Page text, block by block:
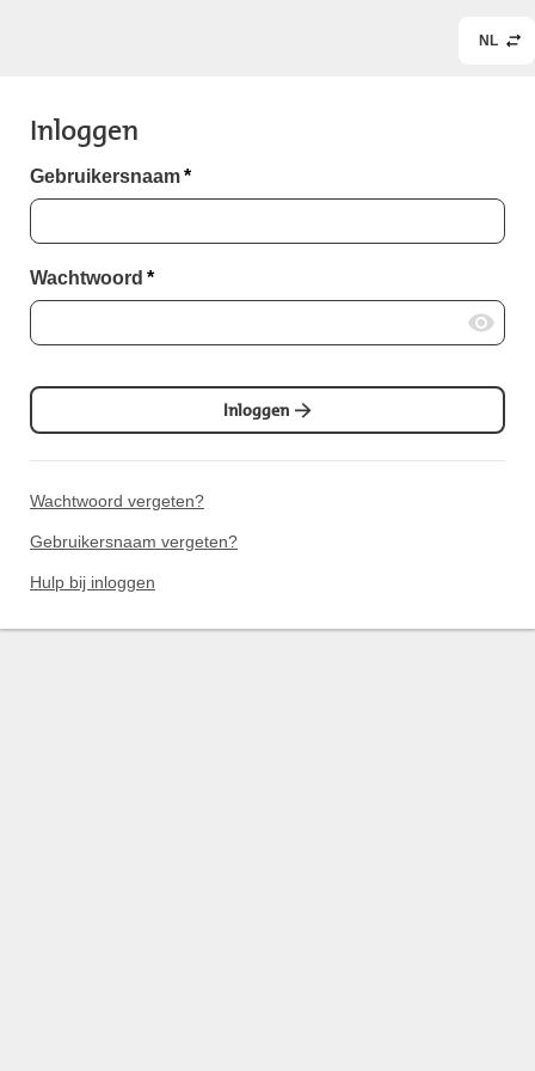
NL
Inloggen
Gebruikersnaam*
Wachtwoord *
Inloggen
Wachtwoord vergeten?
Gebruikersnaam vergeten?
Hulp bij inloggen